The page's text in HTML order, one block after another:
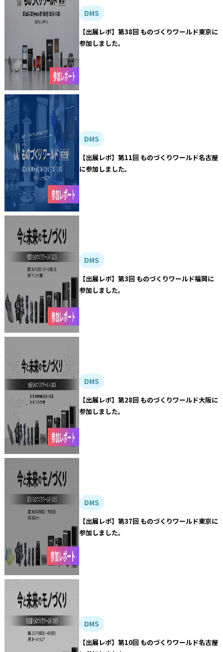
DMS
【出展レポ】第38回 ものづくりワールド東京に
参加しました。
DMS
【出展レポ】第11回 ものづくりワールド名古屋
に参加しました。
DMS
【出展レポ】第3回 ものづくりワールド福岡に
参加しました。
DMS
【出展レポ】第28回 ものづくりワールド大阪に
参加しました。
DMS
【出展レポ】第37回 ものづくりワールド東京に
参加しました。
DMS
【出展レポ】第10回 ものづくりワールド名古屋